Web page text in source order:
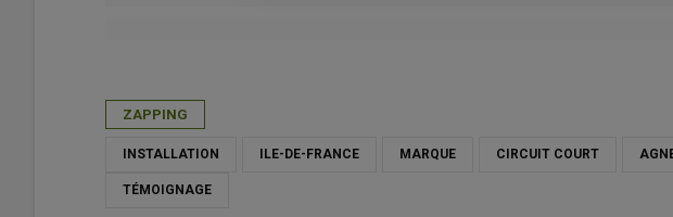
ZAPPING
INSTALLATION ILE-DE-FRANCE MARQUE CIRCUIT COURT
TÉMOIGNAGE